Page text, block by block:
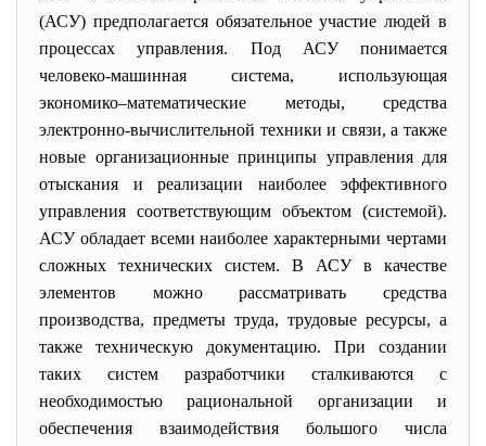
(АСУ) предполагается обязательное участие людей в
процессах управления. Под АСУ понимается
человеко-машинная система, использующая
экономико–математические методы, средства
электронно-вычислительной техники и связи, а также
новые организационные принципы управления для
отыскания и реализации наиболее эффективного
управления соответствующим объектом (системой).
АСУ обладает всеми наиболее характерными чертами
сложных технических систем. В АСУ в качестве
элементов можно рассматривать средства
производства, предметы труда, трудовые ресурсы, а
также техническую документацию. При создании
таких систем разработчики сталкиваются с
необходимостью рациональной организации и
обеспечения взаимодействия большого числа